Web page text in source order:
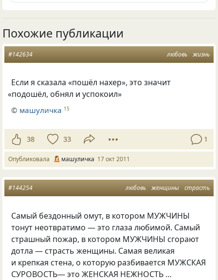
Похожие публикации
любовь жизнь
#142634
Если я сказала «пошёл нахер», это значит
«подошёл, обнял и успокоил»
© машуличка 15
38 33 1
Опубликовала машуличка 17 окт 2011
любовь женщины страсть
#144254
Самый бездонный омут, в котором МУЖЧИНЫ
тонут неотвратимо — это глаза любимой. Самый
страшный пожар, в котором МУЖЧИНЫ сгорают
дотла — страсть женщины. Самая великая
и крепкая стена, о которую разбивается МУЖСКАЯ
СУРОВОСТЬ— это ЖЕНСКАЯ НЕЖНОСТЬ …